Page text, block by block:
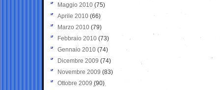
Maggio 2010 (75)
Aprile 2010 (66)
Marzo 2010 (79)
Febbraio 2010 (73)
Gennaio 2010 (74)
Dicembre 2009 (74)
Novembre 2009 (83)
Ottobre 2009 (90)